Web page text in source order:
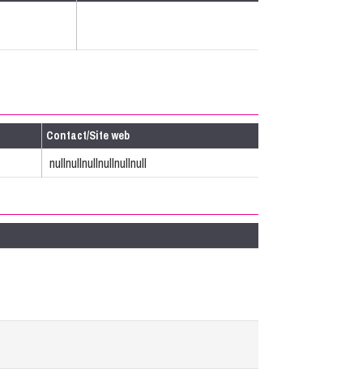
Contact/Site web
nullnullnullnullnullnull